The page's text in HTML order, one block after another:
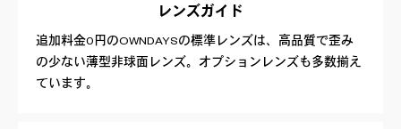
レンズガイド
追加料金0円のOWNDAYSの標準レンズは、高品質で歪み
の少ない薄型非球面レンズ。オプションレンズも多数揃え
ています。